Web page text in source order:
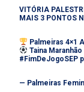
VITÓRIA
MAIS 3 PONTOS
Palmeiras 4×1
Taina
#FimDeJogoSEP
— Palmeiras